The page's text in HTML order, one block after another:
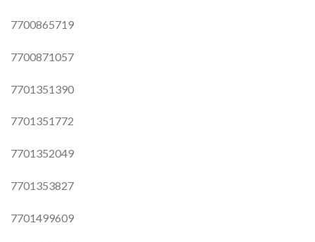
7700865719
7700871057
7701351390
7701351772
7701352049
7701353827
7701499609